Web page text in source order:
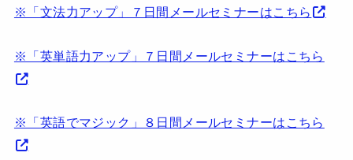
※「文法力アップ」７日間メールセミナーはこちら
※「英単語力アップ」７日間メールセミナーはこちら
※「英語でマジック」８日間メールセミナーはこちら